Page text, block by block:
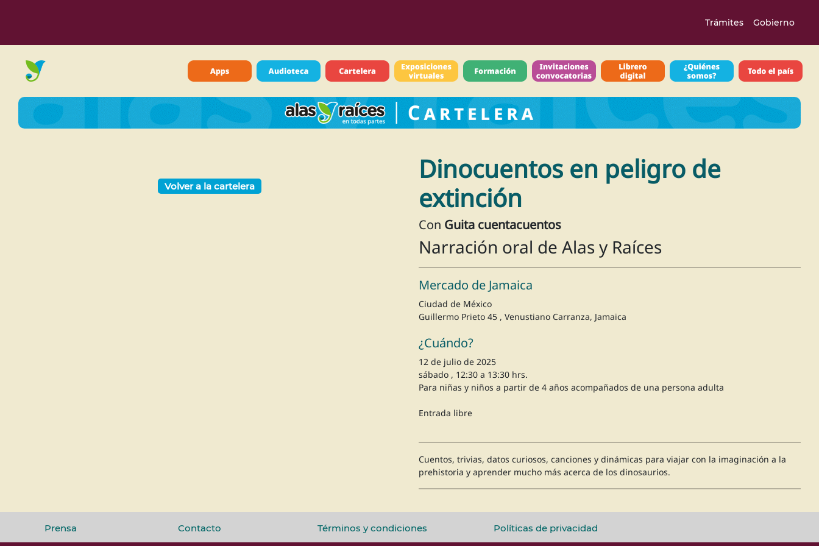
Trámites Gobierno
Volver a la cartelera
Dinocuentos en peligro de
extinción
Con Guita cuentacuentos
Narración oral de Alas y Raíces
Mercado de Jamaica
Ciudad de México
Guillermo Prieto 45 , Venustiano Carranza, Jamaica
¿Cuándo?
12 de julio de 2025
sábado , 12:30 a 13:30 hrs.
Para niñas y niños a partir de 4 años acompañados de una persona adulta
Entrada libre
Cuentos, trivias, datos curiosos, canciones y dinámicas para viajar con la imaginación a la
prehistoria y aprender mucho más acerca de los dinosaurios.
Prensa Contacto Términos y condiciones Políticas de privacidad